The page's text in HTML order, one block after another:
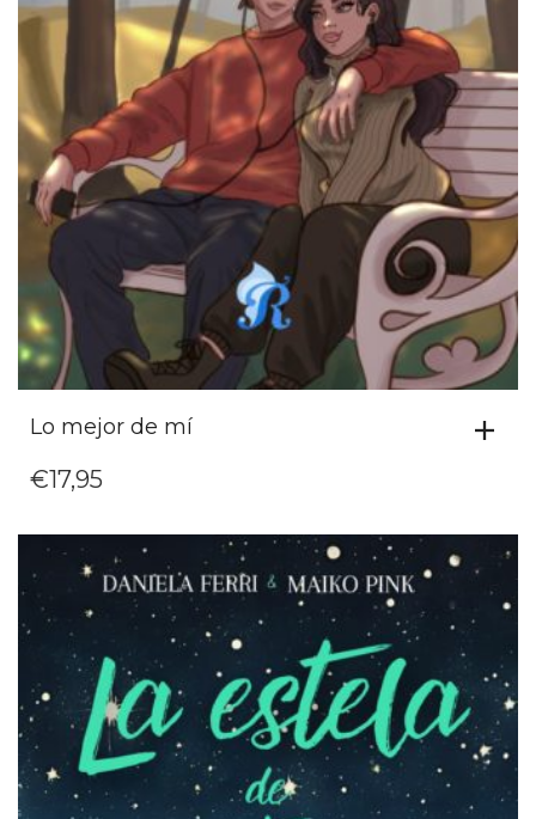
Lo mejor de mí
€17,95